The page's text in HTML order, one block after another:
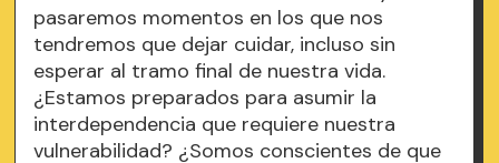
pasaremos momentos en los que nos
tendremos que dejar cuidar, incluso sin
esperar al tramo final de nuestra vida.
¿Estamos preparados para asumir la
interdependencia que requiere nuestra
vulnerabilidad? ¿Somos conscientes de que